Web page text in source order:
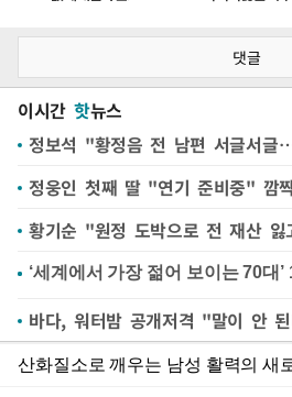
댓글
이시간 핫뉴스
정보석 "황정음 전 남편 서글서
정웅인 첫째 딸 "연기 준비중" 깜
황기순 "원정 도박으로 전 재산
바다, 워터밤 공개저격 "말이 안